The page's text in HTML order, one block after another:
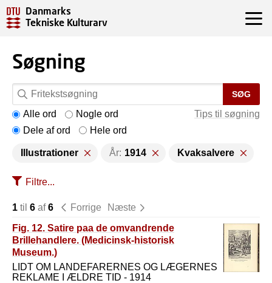
Danmarks
Tekniske Kulturarv
Søgning
SØG
Tips til søgning
Alle ord
Nogle ord
Dele af ord
Hele ord
Illustrationer År: 1914 Kvaksalvere
Filtre...
1 til 6 af6 Forrige
Næste
Fig. 12. Satire paa de omvandrende
Brillehandlere. (Medicinsk-historisk
Museum.)
LIDT OM LANDEFARERNES OG LÆGERNES
REKLAME I ÆLDRE TID - 1914